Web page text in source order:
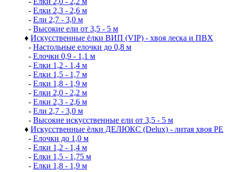
- Елки 2,3 - 2,6 м
- Ели 2,7 - 3,0 м
- Высокие ели от 3,5 - 5 м
♦ Искусственные ёлки ВИП (VIP) - хвоя леска и ПВХ
- Настольные елочки до 0,8 м
- Елочки 0,9 - 1,1 м
- Елки 1,2 - 1,4 м
- Елки 1,5 - 1,7 м
- Елки 1,8 - 1,9 м
- Елки 2,0 - 2,2 м
- Елки 2,3 - 2,6 м
- Ели 2,7 - 3,0 м
- Высокие искусственные ели от 3,5 - 5 м
♦ Искусственные ёлки ДЕЛЮКС (Delux) - литая хвоя РЕ
- Елочки до 1,0 м
- Елки 1,2 - 1,4 м
- Елки 1,5 - 1,75 м
- Елки 1,8 - 1,9 м